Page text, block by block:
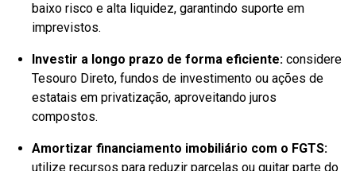
baixo risco e alta liquidez, garantindo suporte em
imprevistos.
Investir a longo prazo de forma eficiente: considere
Tesouro Direto, fundos de investimento ou ações de
estatais em privatização, aproveitando juros
compostos.
Amortizar financiamento imobiliário com o FGTS:
utilize recursos para reduzir parcelas ou quitar parte do